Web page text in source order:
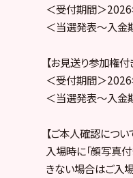
＜受付期間＞
＜当選発表～入
【お見送り参加権
＜受付期間＞
＜当選発表～入
【ご本人確認につい
入場時に「顔写真
きない場合はご入